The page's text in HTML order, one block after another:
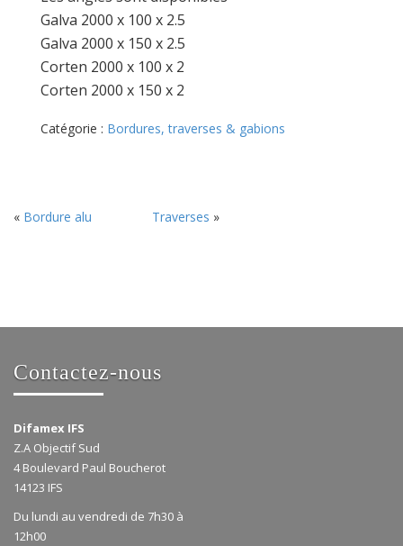
Galva 2000 x 100 x 2.5
Galva 2000 x 150 x 2.5
Corten 2000 x 100 x 2
Corten 2000 x 150 x 2
Catégorie : Bordures, traverses & gabions
« Bordure alu Traverses »
Contactez-nous
Difamex IFS
Z.A Objectif Sud
4 Boulevard Paul Boucherot
14123 IFS
Du lundi au vendredi de 7h30 à
12h00